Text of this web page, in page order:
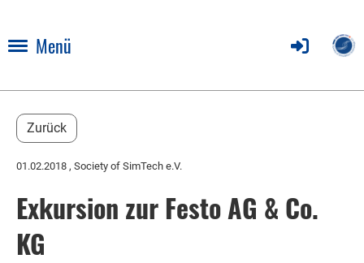
Menü
Zurück
01.02.2018 , Society of SimTech e.V.
Exkursion zur Festo AG & Co.
KG